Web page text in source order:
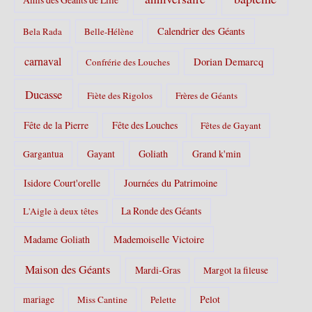
Bela Rada Belle-Hélène Calendrier des Géants
carnaval Confrérie des Louches Dorian Demarcq
Ducasse Fiète des Rigolos Frères de Géants
Fête de la Pierre Fête des Louches Fêtes de Gayant
Gargantua Gayant Goliath Grand k'min
Isidore Court'orelle Journées du Patrimoine
L'Aigle à deux têtes La Ronde des Géants
Madame Goliath Mademoiselle Victoire
Maison des Géants Mardi-Gras Margot la fileuse
mariage Miss Cantine Pelette Pelot